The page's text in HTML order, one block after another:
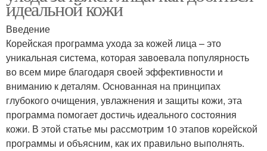
идеальной кожи
Введение
Корейская программа ухода за кожей лица – это
уникальная система, которая завоевала популярность
во всем мире благодаря своей эффективности и
вниманию к деталям. Основанная на принципах
глубокого очищения, увлажнения и защиты кожи, эта
программа помогает достичь идеального состояния
кожи. В этой статье мы рассмотрим 10 этапов корейской
программы и объясним, как их правильно выполнять.